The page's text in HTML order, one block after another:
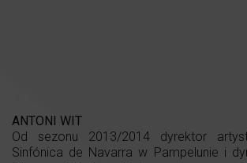
ANTONI WIT
Od sezonu 2013/2014 dyrektor
Sinfónica de Navarra w Pampelunie i